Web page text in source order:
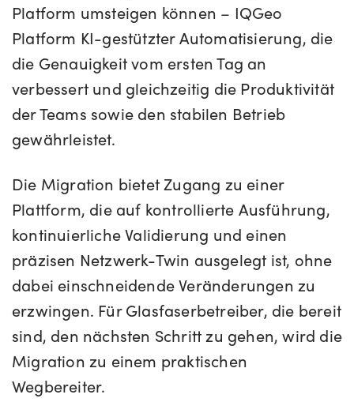
Platform umsteigen können – IQGeo
Platform KI-gestützter Automatisierung, die
die Genauigkeit vom ersten Tag an
verbessert und gleichzeitig die Produktivität
der Teams sowie den stabilen Betrieb
gewährleistet.
Die Migration bietet Zugang zu einer
Plattform, die auf kontrollierte Ausführung,
kontinuierliche Validierung und einen
präzisen Netzwerk-Twin ausgelegt ist, ohne
dabei einschneidende Veränderungen zu
erzwingen. Für Glasfaserbetreiber, die bereit
sind, den nächsten Schritt zu gehen, wird die
Migration zu einem praktischen
Wegbereiter.